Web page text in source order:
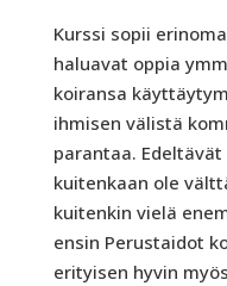
Kurssi sopii
haluavat oppia
koiransa
ihmisen välistä
parantaa.
kuitenkaan ole
kuitenkin vielä
ensin Perustaidot
erityisen hyvin